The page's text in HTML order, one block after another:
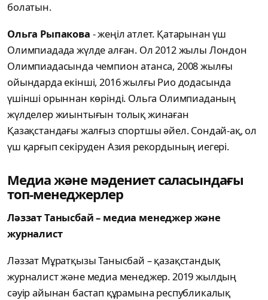
болатын.
Ольга Рыпакова - жеңіл атлет. Қатарынан үш
Олимпиадада жүлде алған. Ол 2012 жылы Лондон
Олимпиадасында чемпион атанса, 2008 жылғы
ойындарда екінші, 2016 жылғы Рио додасында
үшінші орыннан көрінді. Ольга Олимпиаданың
жүлделер жиынтығын толық жинаған
Қазақстандағы жалғыз спортшы әйел. Сондай-ақ, ол
үш қарғып секіруден Азия рекордының иегері.
Медиа және мәдениет саласындағы
топ-менеджерлер
Ләззат Танысбай – медиа менеджер және
журналист
Ләззат Мұратқызы Танысбай – қазақстандық
журналист және медиа менеджер. 2019 жылдың
сәуір айынан бастап құрамына республикалық